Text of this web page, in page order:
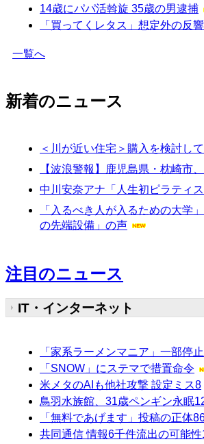
14歳にパパ活斡旋 35歳の男逮捕
「買ってくレタス」想定外の反響
一覧へ
新着のニュース
＜川が近い住宅＞購入を検討し
【波浪警報】鹿児島県・枕崎市
中川安奈アナ「人生初ピラティ
「入るべき人が入るための大
の先端設備」の声
注目のニュース
IT・インターネット
「家系ラーメンマニア」一部停止
「SNOW」にステマで措置命令
米メタのAIも他社攻撃 設定ミス8
鳥羽水族館、31歳ペンギン永眠
「無料であげます」投稿の正体
共同通信 情報6千件流出の可能性